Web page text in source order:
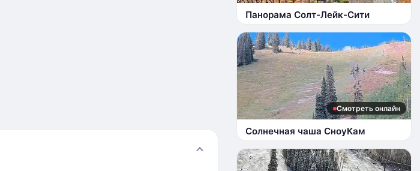
Панорама Солт-Лейк-Сити
Смотреть онлайн
Солнечная чаша СноуКам